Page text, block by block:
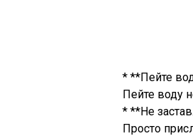
* **Пейте
Пейте воду
* **Не
Просто